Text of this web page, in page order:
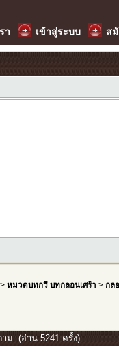
า เข้าสู่ระบบ ส
>หมวดบทกวี บทกลอนเศร้า >กล
ม (อ่าน 5241 ครั้ง)